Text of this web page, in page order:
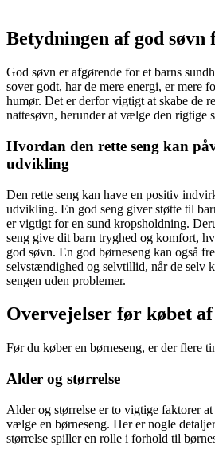
Betydningen af god søvn
God søvn er afgørende for et barns
sover godt, har de mere energi, er mere
humør. Det er derfor vigtigt at skabe de
nattesøvn, herunder at vælge den rigtige
Hvordan den rette seng kan
udvikling
Den rette seng kan have en positiv
udvikling. En god seng giver støtte til
er vigtigt for en sund kropsholdning.
seng give dit barn tryghed og komfort,
god søvn. En god børneseng kan også
selvstændighed og selvtillid, når de selv
sengen uden problemer.
Overvejelser før købet af
Før du køber en børneseng, er der flere
Alder og størrelse
Alder og størrelse er to vigtige faktorer
vælge en børneseng. Her er nogle
størrelse spiller en rolle i forhold til